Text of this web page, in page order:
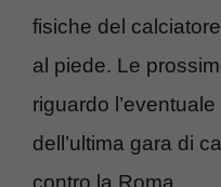
fisiche del
al piede. Le
riguardo
dell’ultima gara di
contro la Roma.